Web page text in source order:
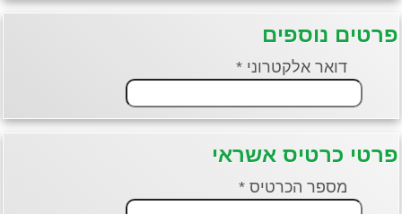
פרטים נוספים
דואר אלקטרוני *
פרטי כרטיס אשראי
מספר הכרטיס *